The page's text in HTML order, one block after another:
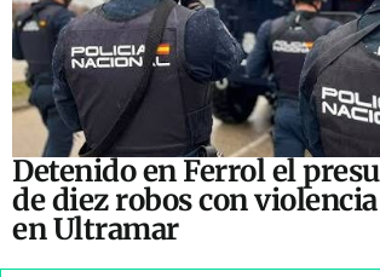
Detenido en Ferrol el
de diez robos con
en Ultramar